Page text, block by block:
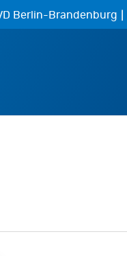
Berlin-Brandenburg |